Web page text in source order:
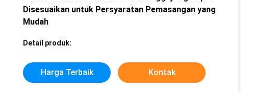
Disesuaikan untuk Persyaratan Pemasangan yang
Mudah
Detail produk:
Harga Terbaik Kontak